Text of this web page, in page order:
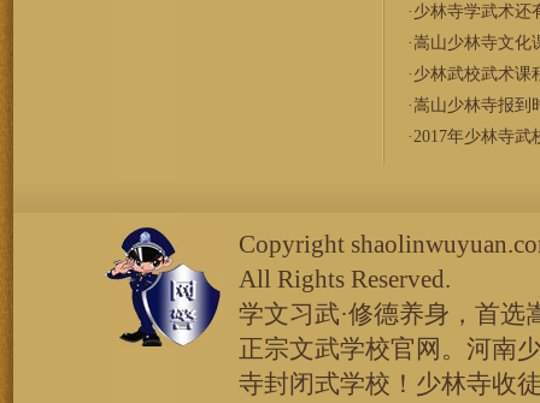
· 少林寺学武术还
·嵩山少林寺文化
· 少林武校武术课
·嵩山少林寺报到
·2017年少林寺武
Copyright
All Rights Reserved.
学文习武·修德养身，首
正宗文武学校官网。河南
寺封闭式学校！少林寺收